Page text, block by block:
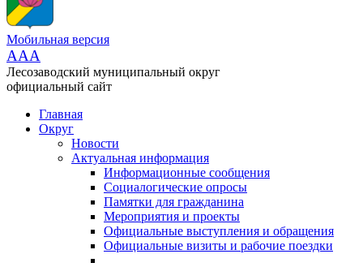
Мобильная версия
AAA
Лесозаводский муниципальный округ
официальный сайт
Главная
Округ
Новости
Актуальная информация
Информационные сообщения
Социалогические опросы
Памятки для гражданина
Мероприятия и проекты
Официальные выступления и обращения
Официальные визиты и рабочие поездки